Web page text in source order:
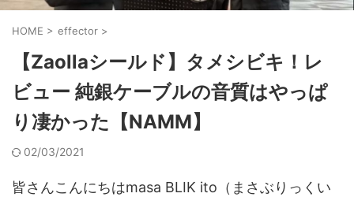
HOME > effector >
【Zaollaシールド】タメシビキ！レ
ビュー 純銀ケーブルの音質はやっぱ
り凄かった【NAMM】
02/03/2021
皆さんこんにちはmasa BLIK ito（まさぶりっくい